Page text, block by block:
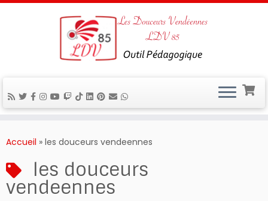
auAccueil » les douceurs vendeennes
les douceurs
vendeennes